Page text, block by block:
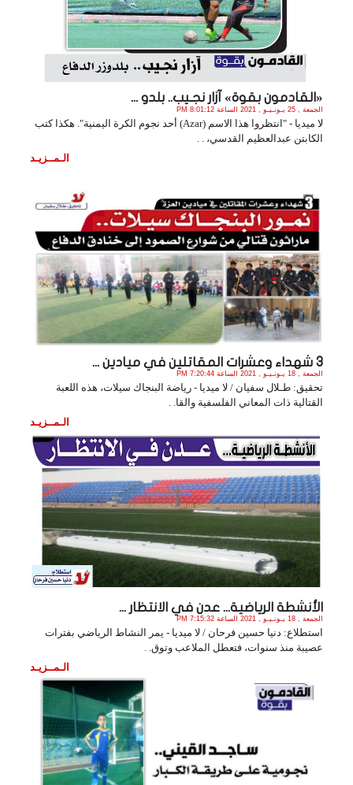
«القادمون بقوة» آزار نجـيب.. بلدو ...
الجمعة , 25 يـونـيـو , 2021 الساعة 8:01:12 PM
لا ميديا - "انتظروا هذا الاسم (Azar) أحد نجوم الكرة اليمنية". هكذا كتب
الكابتن عبدالعظيم القدسي، . .
الـمــزيـد
3 شهداء وعشرات المقاتلين في ميادين ...
الجمعة , 18 يـونـيـو , 2021 الساعة 7:20:44 PM
تحقيق: طـلال سفيان / لا ميديا - رياضة البنجاك سيلات، هذه اللعبة
القتالية ذات المعاني الفلسفية والقا. .
الـمــزيـد
الأنشطة الرياضية... عدن في الانتظار ...
الجمعة , 18 يـونـيـو , 2021 الساعة 7:15:32 PM
استطلاع: دنيا حسين فرحان / لا ميديا - يمر النشاط الرياضي بفترات
عصيبة منذ سنوات، فتعطل الملاعب وتوق. .
الـمــزيـد